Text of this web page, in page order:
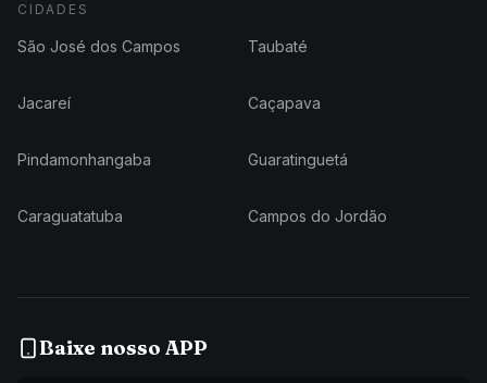
CIDADES
São José dos Campos Taubaté
Jacareí Caçapava
Pindamonhangaba Guaratinguetá
Caraguatatuba Campos do Jordão
Baixe nosso APP